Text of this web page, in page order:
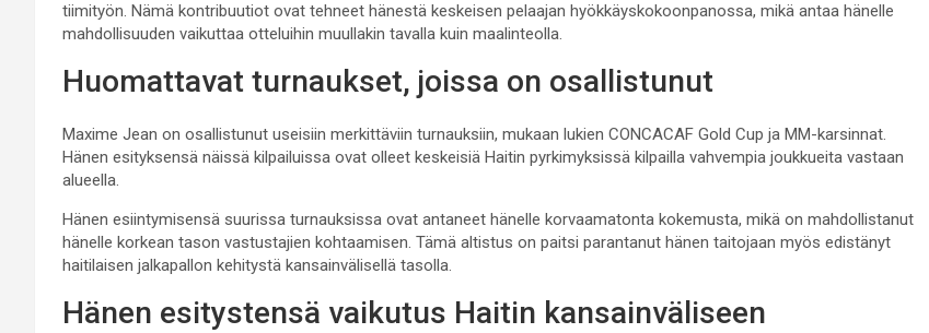
tiimityön. Nämä kontribuutiot ovat tehneet hänestä keskeisen pelaajan hyökkäyskokoonpanossa, mikä antaa hänelle
mahdollisuuden vaikuttaa otteluihin muullakin tavalla kuin maalinteolla.
Huomattavat turnaukset, joissa on osallistunut
Maxime Jean on osallistunut useisiin merkittäviin turnauksiin, mukaan lukien CONCACAF Gold Cup ja MM-karsinnat.
Hänen esityksensä näissä kilpailuissa ovat olleet keskeisiä Haitin pyrkimyksissä kilpailla vahvempia joukkueita vastaan
alueella.
Hänen esiintymisensä suurissa turnauksissa ovat antaneet hänelle korvaamatonta kokemusta, mikä on mahdollistanut
hänelle korkean tason vastustajien kohtaamisen. Tämä altistus on paitsi parantanut hänen taitojaan myös edistänyt
haitilaisen jalkapallon kehitystä kansainvälisellä tasolla.
Hänen esitystensä vaikutus Haitin kansainväliseen